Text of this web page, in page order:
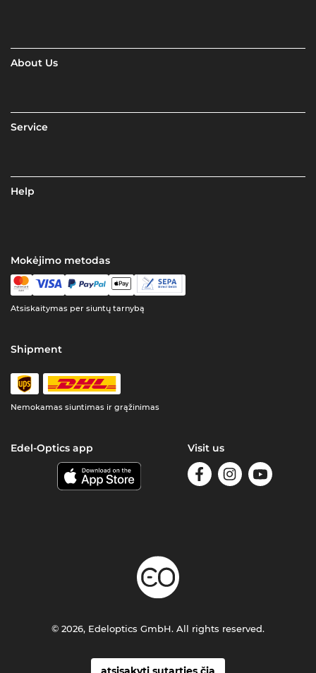
About Us
Service
Help
Mokėjimo metodas
Atsiskaitymas per siuntų tarnybą
Shipment
Nemokamas siuntimas ir grąžinimas
Edel-Optics app Visit us
© 2026, Edeloptics GmbH. All rights reserved.